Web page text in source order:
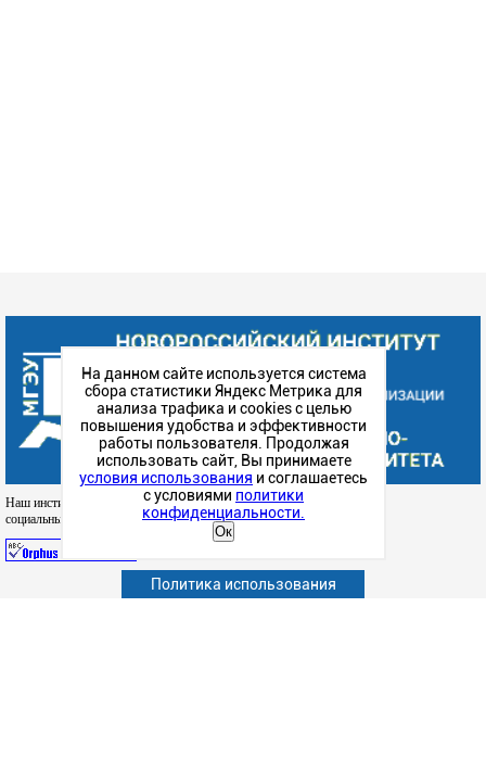
Наш институт в
социальных сетях
Абитуриенту
Политика использования
На данном сайте используется система
сбора статистики Яндекс Метрика для
анализа трафика и cookies с целью
повышения удобства и эффективности
работы пользователя. Продолжая
использовать сайт, Вы принимаете
условия использования и соглашаетесь
с условиями политики
конфиденциальности.
Ок